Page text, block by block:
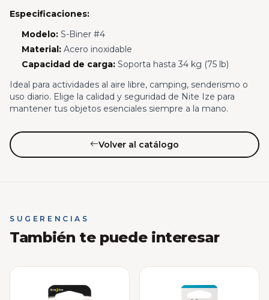
Especificaciones:
Modelo:S-Biner #4
Material:Acero inoxidable
Capacidad de carga:Soporta hasta 34 kg (75 lb)
Ideal para actividades al aire libre, camping, senderismo o
uso diario. Elige la calidad y seguridad de Nite Ize para
mantener tus objetos esenciales siempre a la mano.
Volver al catálogo
SUGERENCIAS
También te puede interesar